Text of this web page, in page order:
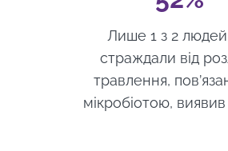
Оновлений
кишечника та мозку. Чи
Чи можемо ми змінити
мікробіоту та
здоров’я?
Лише 1 з 2 людей,
страждали від
травлення,
мікробіотою, виявив